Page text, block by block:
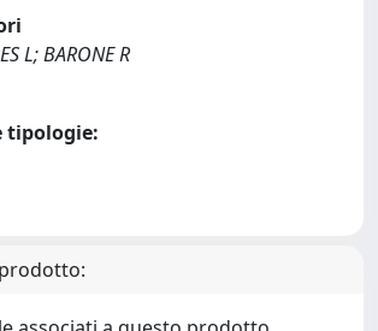
L; BARONE R
tipologie: